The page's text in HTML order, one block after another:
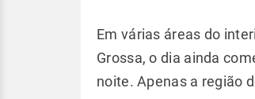
Em várias áreas do
Grossa, o dia ainda
noite. Apenas a região